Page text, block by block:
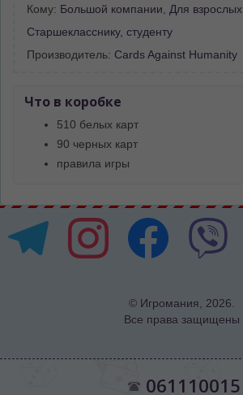
Кому: Большой компании Для взрослых
Старшекласснику, студенту
Производитель: Cards Against Humanity
Что в коробке
510 белых карт
90 черных карт
правила игры
© Игромания, 2026.
Все права защищены
061110015